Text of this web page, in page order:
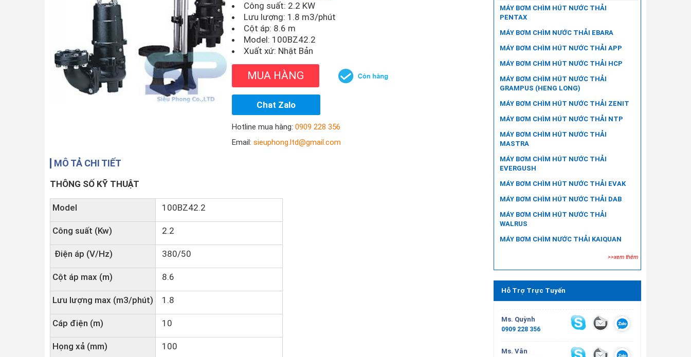
Công suất: 2.2 KW
Lưu lượng: 1.8 m3/phút
Cột áp: 8.6 m
Model: 100BZ42.2
Xuất xứ: Nhật Bản
MUA HÀNG
Chat Zalo
Hotline mua hàng:0909 228 356
Email:sieuphong.ltd@gmail.com
MÔ TẢ CHI TIẾT
THÔNG SỐ KỸ THUẬT
Model 100BZ42.2
Công suất (Kw) 2.2
Điện áp (V/Hz) 380/50
Cột áp max (m) 8.6
Lưu lượng max (m3/phút) 1.8
Cáp điện (m) 10
Họng xả (mm) 100
MÁY BƠM CHÌM HÚT NƯỚC THẢI
PENTAX
MÁY BƠM CHÌM NƯỚC THẢI EBARA
MÁY BƠM CHÌM HÚT NƯỚC THẢI APP
MÁY BƠM CHÌM HÚT NƯỚC THẢI HCP
MÁY BƠM CHÌM HÚT NƯỚC THẢI
GRAMPUS (HENG LONG)
MÁY BƠM CHÌM HÚT NƯỚC THẢI ZENIT
MÁY BƠM CHÌM HÚT NƯỚC THẢI NTP
MÁY BƠM CHÌM HÚT NƯỚC THẢI
MASTRA
MÁY BƠM CHÌM HÚT NƯỚC THẢI
EVERGUSH
MÁY BƠM CHÌM HÚT NƯỚC THẢI EVAK
MÁY BƠM CHÌM HÚT NƯỚC THẢI DAB
MÁY BƠM CHÌM HÚT NƯỚC THẢI
WALRUS
MÁY BƠM CHÌM NƯỚC THẢI KAIQUAN
>>xem thêm
Hỗ Trợ Trực Tuyến
Ms. Quỳnh
0909 228 356
Ms. Vân